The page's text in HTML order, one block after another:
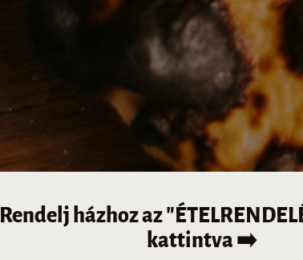
Rendelj házhoz az
kattintva ➡️